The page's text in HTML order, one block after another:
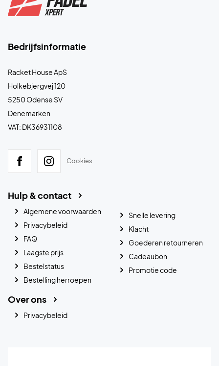
Bedrijfsinformatie
Racket House ApS
Holkebjergvej 120
5250 Odense SV
Denemarken
VAT: DK36931108
Cookies
Hulp & contact
Algemene voorwaarden
Privacybeleid
FAQ
Laagste prijs
Bestelstatus
Bestelling herroepen
Snelle levering
Klacht
Goederen retourneren
Cadeaubon
Promotie code
Over ons
Privacybeleid